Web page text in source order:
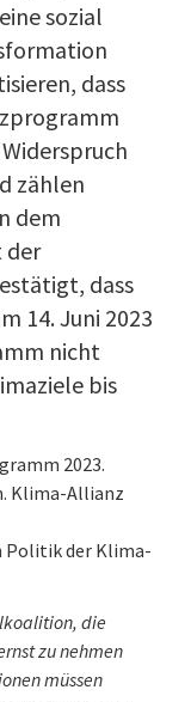
sozial
dass
zählen
dem
der
dass
14. Juni 2023
nicht
bis
2023.
Klima-Allianz
Politik der Klima-
die
zu nehmen
müssen